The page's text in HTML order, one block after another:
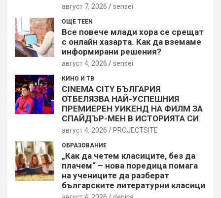
август 7, 2026 sensei
ОЩЕ TEEN
Все повече млади хора се срещат
с онлайн хазарта. Как да вземаме
информирани решения?
август 4, 2026 sensei
КИНО И ТВ
CINEMA CITY БЪЛГАРИЯ
ОТБЕЛЯЗВА НАЙ-УСПЕШНИЯ
ПРЕМИЕРЕН УИКЕНД НА ФИЛМ ЗА
СПАЙДЪР-МЕН В ИСТОРИЯТА СИ
август 4, 2026 PROJECTSITЕ
ОБРАЗОВАНИЕ
„Как да четем класиците, без да
плачем“ – нова поредица помага
на учениците да разберат
българските литературни класици